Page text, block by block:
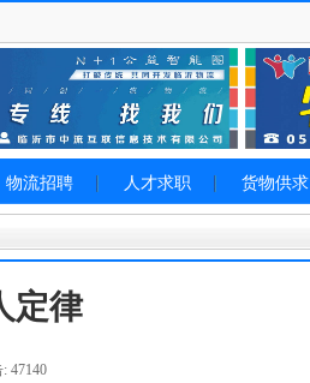
物流招聘 人才求职 货物供求
定律
47140